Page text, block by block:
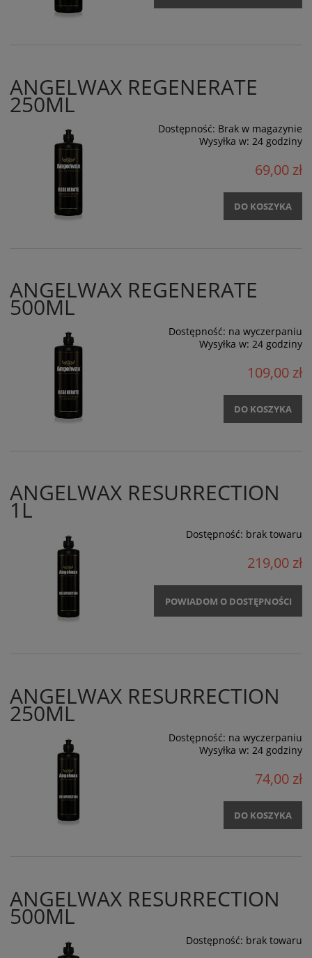
ANGELWAX REGENERATE
250ML
Dostępność: Brak w magazynie
Wysyłka w: 24 godziny
69,00 zł
DO KOSZYKA
ANGELWAX REGENERATE
500ML
Dostępność: na wyczerpaniu
Wysyłka w: 24 godziny
109,00 zł
DO KOSZYKA
ANGELWAX RESURRECTION
1L
Dostępność: brak towaru
219,00 zł
POWIADOM O DOSTĘPNOŚCI
ANGELWAX RESURRECTION
250ML
Dostępność: na wyczerpaniu
Wysyłka w: 24 godziny
74,00 zł
DO KOSZYKA
ANGELWAX RESURRECTION
500ML
Dostępność: brak towaru